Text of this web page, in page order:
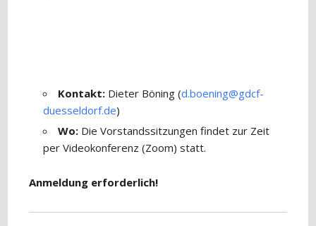
Kontakt: Dieter Böning (d.boening@gdcf-
duesseldorf.de)
Wo: Die Vorstandssitzungen findet zur Zeit
per Videokonferenz (Zoom) statt.
Anmeldung erforderlich!